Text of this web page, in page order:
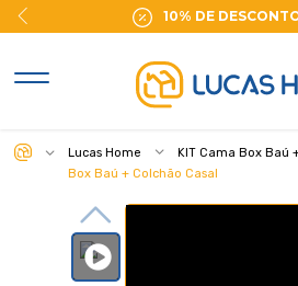
10% DE
Lucas Home
KIT Cama Box Baú
Box Baú + Colchão Casal